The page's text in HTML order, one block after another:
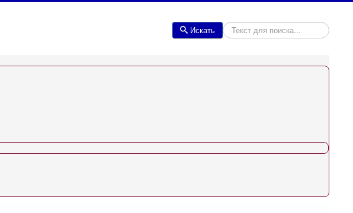
Искать Искать